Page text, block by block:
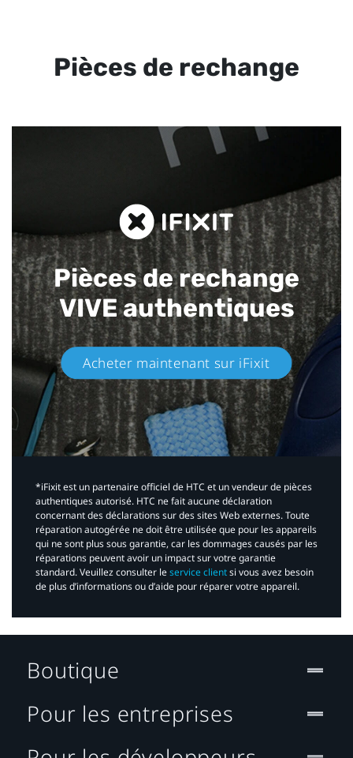
Pièces de rechange
Pièces de rechange
VIVE authentiques​
Acheter maintenant sur iFixit​
*iFixit est un partenaire officiel de HTC et un vendeur de pièces
authentiques autorisé. HTC ne fait aucune déclaration
concernant des déclarations sur des sites Web externes. Toute
réparation autogérée ne doit être utilisée que pour les appareils
qui ne sont plus sous garantie, car les dommages causés par les
réparations peuvent avoir un impact sur votre garantie
standard. Veuillez consulter leservice clientsi vous avez besoin
de plus d’informations ou d’aide pour réparer votre appareil.​
Boutique
Pour les entreprises